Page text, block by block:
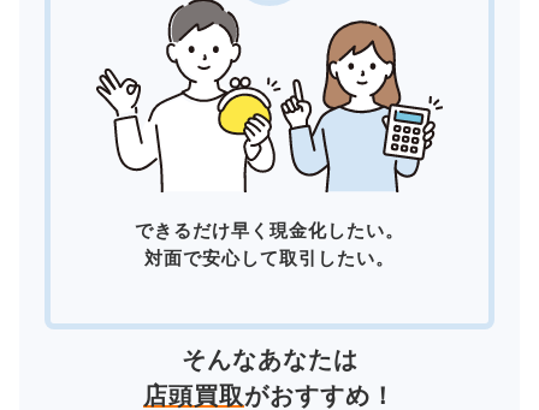
できるだけ早く現金化したい。
対面で安心して取引したい。
そんなあなたは
店頭買取がおすすめ！